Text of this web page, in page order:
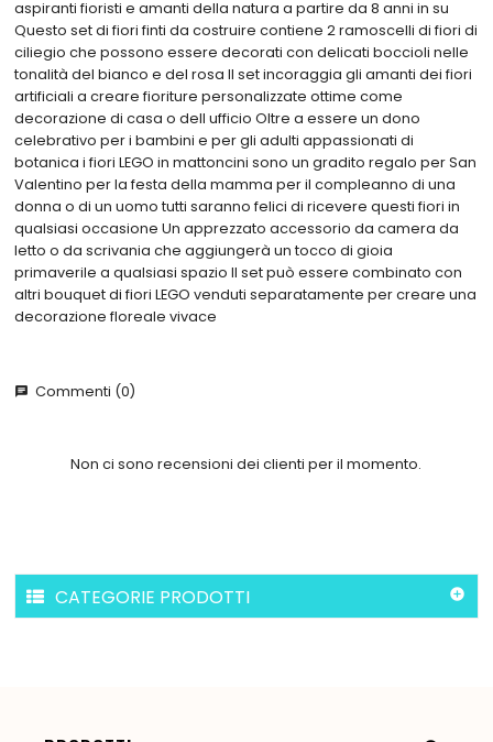
aspiranti fioristi e amanti della natura a partire da 8 anni in su
Questo set di fiori finti da costruire contiene 2 ramoscelli di fiori di
ciliegio che possono essere decorati con delicati boccioli nelle
tonalità del bianco e del rosa Il set incoraggia gli amanti dei fiori
artificiali a creare fioriture personalizzate ottime come
decorazione di casa o dell ufficio Oltre a essere un dono
celebrativo per i bambini e per gli adulti appassionati di
botanica i fiori LEGO in mattoncini sono un gradito regalo per San
Valentino per la festa della mamma per il compleanno di una
donna o di un uomo tutti saranno felici di ricevere questi fiori in
qualsiasi occasione Un apprezzato accessorio da camera da
letto o da scrivania che aggiungerà un tocco di gioia
primaverile a qualsiasi spazio Il set può essere combinato con
altri bouquet di fiori LEGO venduti separatamente per creare una
decorazione floreale vivace
chat Commenti (0)
Non ci sono recensioni dei clienti per il momento.
CATEGORIE PRODOTTI 